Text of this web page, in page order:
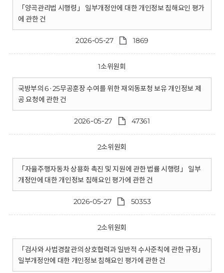
「양곡관리법 시행령」 일부개정안에 대한 개인정보 침해요인 평가
에 관한 건
2026-05-27 1869
1소위원회
국방부의 6·25무공훈장 수여를 위한 재외동포청 보유 개인정보 제
공 요청에 관한 건
2026-05-27 47361
2소위원회
「자율주행자동차 상용화 촉진 및 지원에 관한 법률 시행령」 일부
개정안에 대한 개인정보 침해요인 평가에 관한 건
2026-05-27 50353
2소위원회
「검사와 사법경찰관의 상호협력과 일반적 수사준칙에 관한 규정」
일부개정안에 대한 개인정보 침해요인 평가에 관한 건